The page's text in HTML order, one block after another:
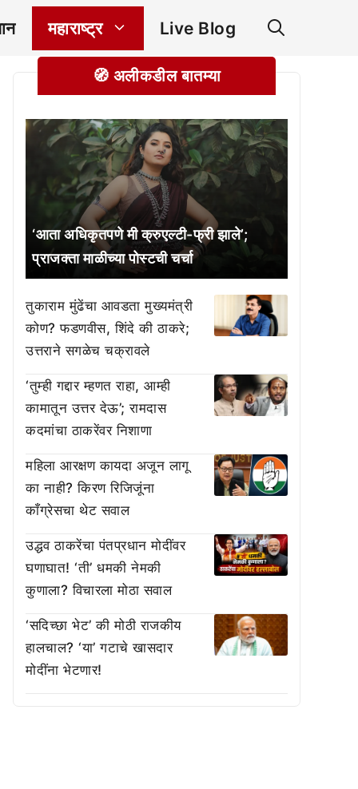
महाराष्ट्र Live Blog
🧭 अलीकडील बातम्या
‘आता अधिकृतपणे मी क्रुएल्टी-फ्री झाले’;
प्राजक्ता माळीच्या पोस्टची चर्चा
तुकाराम मुंढेंचा आवडता मुख्यमंत्री
कोण? फडणवीस, शिंदे की ठाकरे;
उत्तराने सगळेच चक्रावले
‘तुम्ही गद्दार म्हणत राहा, आम्ही
कामातून उत्तर देऊ’; रामदास
कदमांचा ठाकरेंवर निशाणा
महिला आरक्षण कायदा अजून लागू
का नाही? किरण रिजिजूंना
काँग्रेसचा थेट सवाल
उद्धव ठाकरेंचा पंतप्रधान मोदींवर
घणाघात! ‘ती’ धमकी नेमकी
कुणाला? विचारला मोठा सवाल
‘सदिच्छा भेट’ की मोठी राजकीय
हालचाल? ‘या’ गटाचे खासदार
मोदींना भेटणार!